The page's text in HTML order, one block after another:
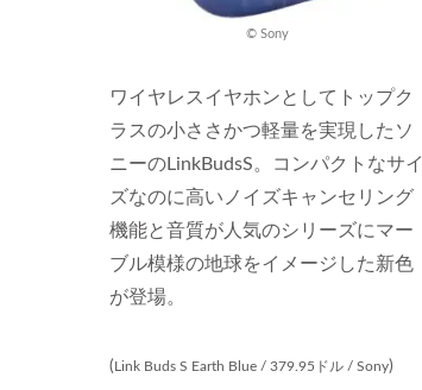
© Sony
ワイヤレスイヤホンとしてトップク
ラスの小ささかつ軽量を実現したソ
ニーのLinkBudsS。コンパクトなサイ
ズなのに高いノイズキャンセリング
機能と音質が人気のシリーズにマー
ブル模様の地球をイメージした新色
が登場。
(Link Buds S Earth Blue / 379.95ドル / Sony)